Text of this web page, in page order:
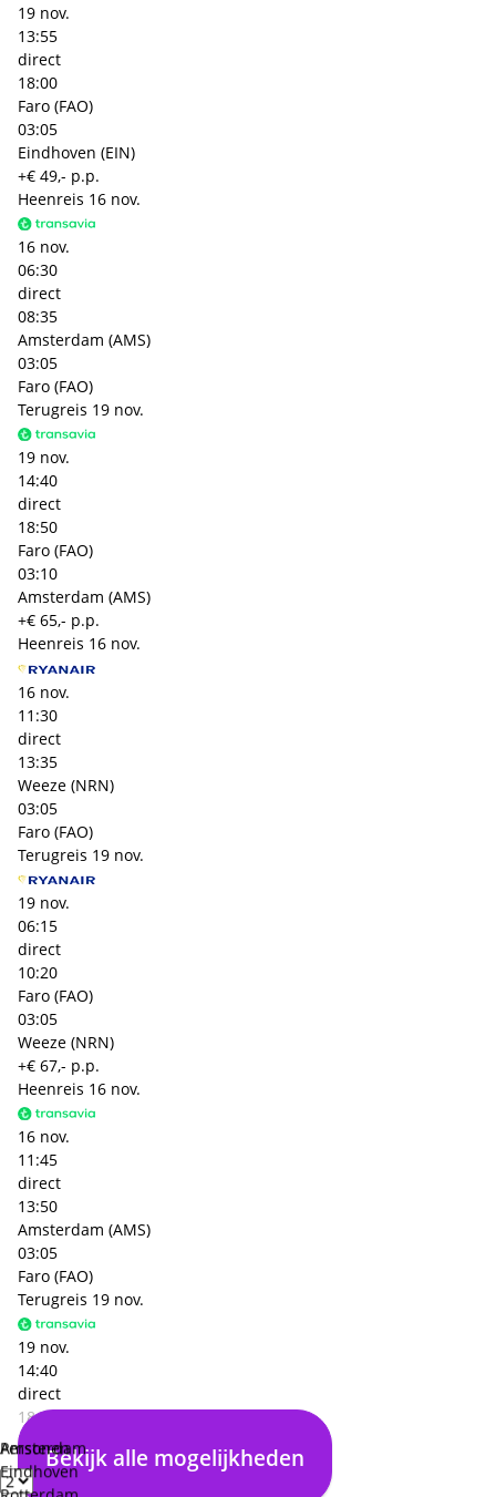
Personen
Amsterdam
Eindhoven
19 nov.
13:55
direct
18:00
Faro (FAO)
03:05
Eindhoven (EIN)
+€ 49,- p.p.
Heenreis 16 nov.
16 nov.
06:30
direct
08:35
Amsterdam (AMS)
03:05
Faro (FAO)
Terugreis 19 nov.
19 nov.
14:40
direct
18:50
Faro (FAO)
03:10
Amsterdam (AMS)
+€ 65,- p.p.
Heenreis 16 nov.
16 nov.
11:30
direct
13:35
Weeze (NRN)
03:05
Faro (FAO)
Terugreis 19 nov.
19 nov.
06:15
direct
10:20
Faro (FAO)
03:05
Weeze (NRN)
+€ 67,- p.p.
Heenreis 16 nov.
16 nov.
11:45
direct
13:50
Amsterdam (AMS)
03:05
Faro (FAO)
Terugreis 19 nov.
19 nov.
14:40
direct
18:50
Faro (FAO)
03:10
Amsterdam (AMS)
Bekijk alle mogelijkheden